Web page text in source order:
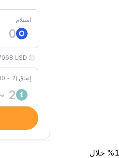
اعتبارًا من 8 أغسطس 2026، تبلغ القيمة السوقية الإجمالية لـ LINK نحو $6.24B، ما يمثل تغيرًا بنسبة +1.41% خلال
استلام
1 LINK ≈ 6.7068 USD
إنفاق (2 ~ 50000)
$